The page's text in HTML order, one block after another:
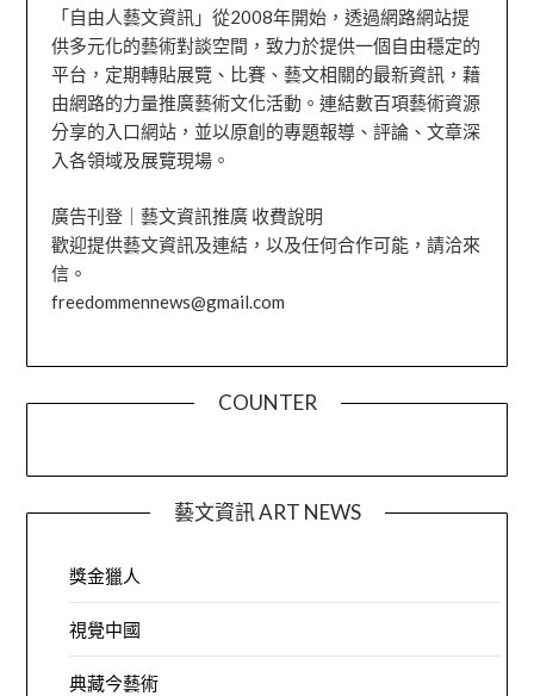
「自由人藝文資訊」從2008年開始，透過網路網站提
供多元化的藝術對談空間，致力於提供一個自由穩定的
平台，定期轉貼展覽、比賽、藝文相關的最新資訊，藉
由網路的力量推廣藝術文化活動。連結數百項藝術資源
分享的入口網站，並以原創的專題報導、評論、文章深
入各領域及展覽現場。
廣告刊登｜藝文資訊推廣 收費說明
歡迎提供藝文資訊及連結，以及任何合作可能，請洽來
信。
freedommennews@gmail.com
COUNTER
藝文資訊 ART NEWS
獎金獵人
視覺中國
典藏今藝術